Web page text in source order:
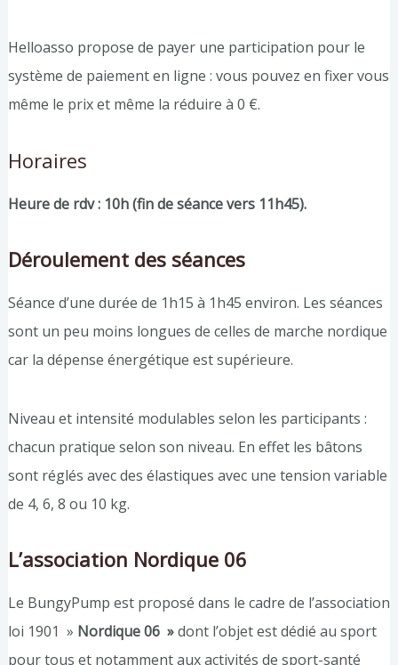
Helloasso propose de payer une participation pour le
système de paiement en ligne : vous pouvez en fixer vous
même le prix et même la réduire à 0 €.
Horaires
Heure de rdv : 10h (fin de séance vers 11h45).
Déroulement des séances
Séance d’une durée de 1h15 à 1h45 environ. Les séances
sont un peu moins longues de celles de marche nordique
car la dépense énergétique est supérieure.
Niveau et intensité modulables selon les participants :
chacun pratique selon son niveau. En effet les bâtons
sont réglés avec des élastiques avec une tension variable
de 4, 6, 8 ou 10 kg.
L’association Nordique 06
Le BungyPump est proposé dans le cadre de l’association
loi 1901 » Nordique 06 »dont l’objet est dédié au sport
pour tous et notamment aux activités de sport-santé